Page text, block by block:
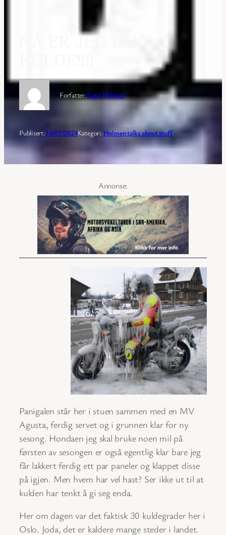
NÅ ER JEG LEI
Forfatter:René Holmen
Publisert:14/01/2024Kategori:Holmen talks about stuff
Panigalen står her i stuen sammen med en MV
Agusta, ferdig servet og i grunnen klar for ny
sesong. Hondaen jeg skal bruke noen mil på
førsten av sesongen er også egentlig klar bare jeg
får lakkert ferdig ett par paneler og klappet disse
på igjen. Men hvem har vel hast? Ser ikke ut til at
kulden har tenkt å gi seg enda.
Her om dagen var det faktisk 30 kuldegrader her i
Oslo. Joda, det er kaldere mange steder i landet.